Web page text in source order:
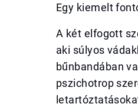
Egy kiemelt
A két elfogott
aki súlyos
bűnbandában
pszichotrop